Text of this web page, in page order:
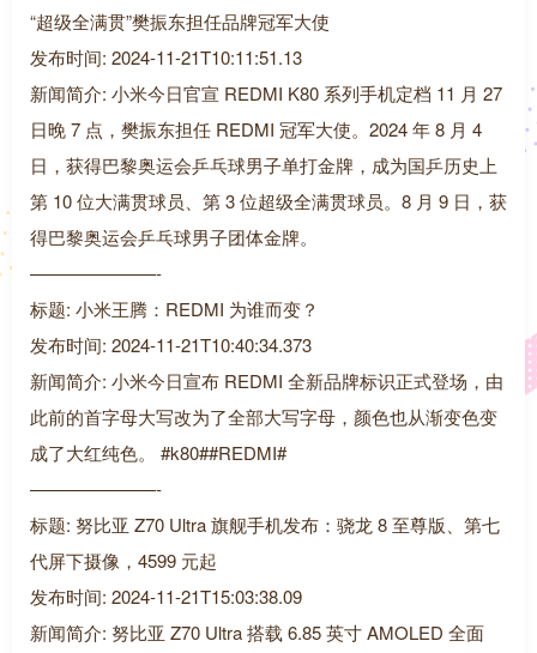
“超级全满贯”樊振东担任品牌冠军大使
发布时间: 2024-11-21T10:11:51.13
新闻简介: 小米今日官宣 REDMI K80 系列手机定档 11 月 27
日晚 7 点，樊振东担任 REDMI 冠军大使。2024 年 8 月 4
日，获得巴黎奥运会乒乓球男子单打金牌，成为国乒历史上
第 10 位大满贯球员、第 3 位超级全满贯球员。8 月 9 日，获
得巴黎奥运会乒乓球男子团体金牌。
———————-
标题: 小米王腾：REDMI 为谁而变？
发布时间: 2024-11-21T10:40:34.373
新闻简介: 小米今日宣布 REDMI 全新品牌标识正式登场，由
此前的首字母大写改为了全部大写字母，颜色也从渐变色变
成了大红纯色。 #k80##REDMI#
———————-
标题: 努比亚 Z70 Ultra 旗舰手机发布：骁龙 8 至尊版、第七
代屏下摄像，4599 元起
发布时间: 2024-11-21T15:03:38.09
新闻简介: 努比亚 Z70 Ultra 搭载 6.85 英寸 AMOLED 全面